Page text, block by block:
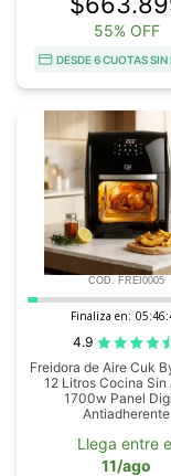
55% OFF
DESDE 6 CUOTAS SIN
COD. FREI0005
Finaliza en:
4.9
Freidora de Aire Cuk
12 Litros Cocina Sin
1700w Panel
Antiadherente
Llega entre
11/ago